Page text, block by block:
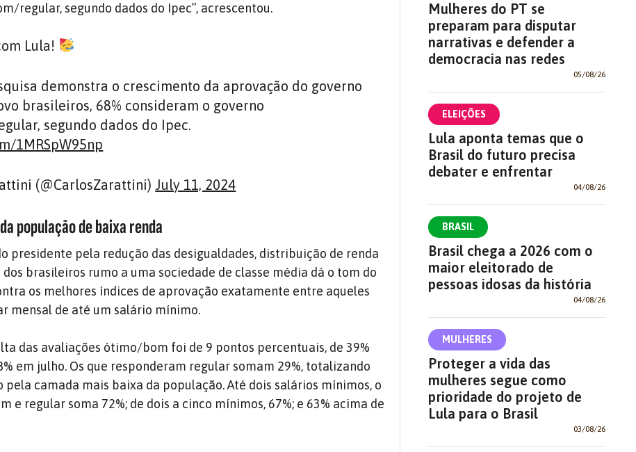
regular, segundo dados do Ipec”, acrescentou.
Lula!
demonstra o crescimento da aprovação do governo
brasileiros, 68% consideram o governo
segundo dados do Ipec.
1MRSpW95np
(@CarlosZarattini) July 11, 2024
população de baixa renda
presidente pela redução das desigualdades, distribuição de renda
brasileiros rumo a uma sociedade de classe média dá o tom do
os melhores índices de aprovação exatamente entre aqueles
mensal de até um salário mínimo.
das avaliações ótimo/bom foi de 9 pontos percentuais, de 39%
em julho. Os que responderam regular somam 29%, totalizando
pela camada mais baixa da população. Até dois salários mínimos, o
e regular soma 72%; de dois a cinco mínimos, 67%; e 63% acima de
Mulheres do PT se
preparam para disputar
narrativas e defender a
democracia nas redes
05/08/26
ELEIÇÕES
Lula aponta temas que o
Brasil do futuro precisa
debater e enfrentar
04/08/26
BRASIL
Brasil chega a 2026 com o
maior eleitorado de
pessoas idosas da história
04/08/26
MULHERES
Proteger a vida das
mulheres segue como
prioridade do projeto de
Lula para o Brasil
03/08/26